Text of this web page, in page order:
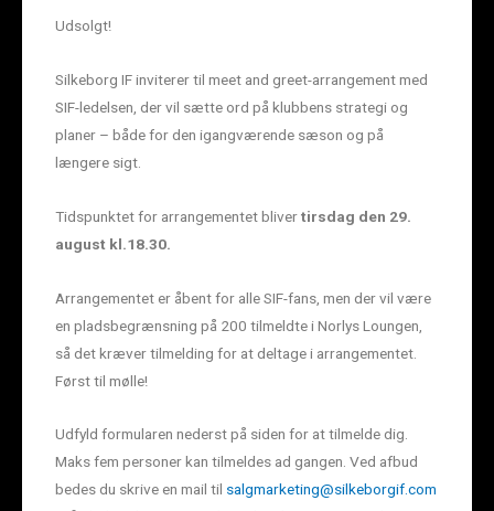
Udsolgt!
Silkeborg IF inviterer til meet and greet-arrangement med
SIF-ledelsen, der vil sætte ord på klubbens strategi og
planer – både for den igangværende sæson og på
længere sigt.
Tidspunktet for arrangementet blivertirsdag den 29.
august kl.18.30.
Arrangementet er åbent for alle SIF-fans, men der vil være
en pladsbegrænsning på 200 tilmeldte i Norlys Loungen,
så det kræver tilmelding for at deltage i arrangementet.
Først til mølle!
Udfyld formularen nederst på siden for at tilmelde dig.
Maks fem personer kan tilmeldes ad gangen. Ved afbud
bedes du skrive en mail til salgmarketing@silkeborgif.com